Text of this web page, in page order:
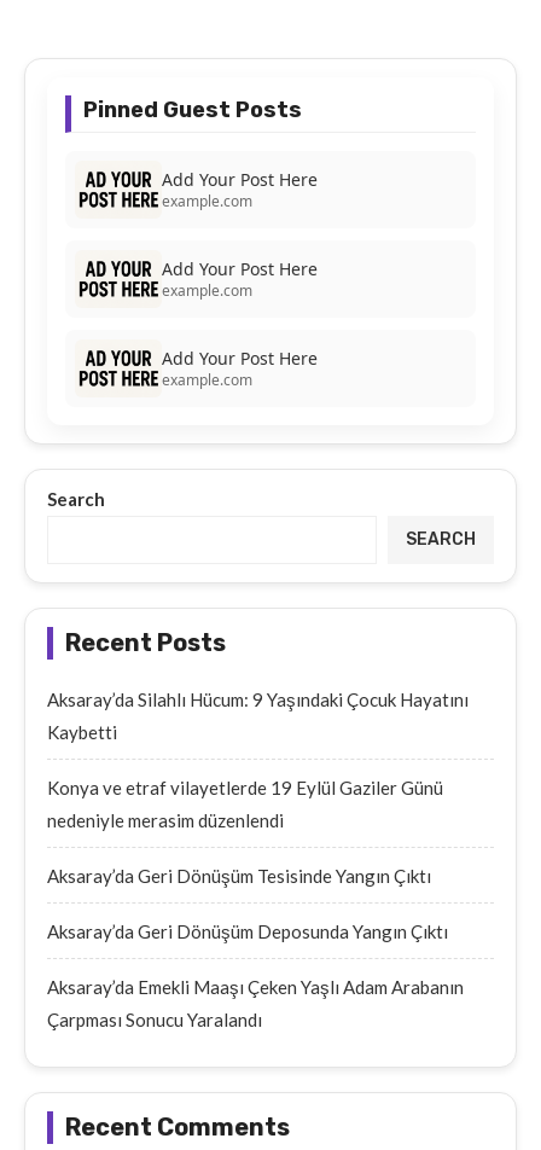
Pinned Guest Posts
Add Your Post Here
example.com
Add Your Post Here
example.com
Add Your Post Here
example.com
Search
SEARCH
Recent Posts
Aksaray’da Silahlı Hücum: 9 Yaşındaki Çocuk Hayatını
Kaybetti
Konya ve etraf vilayetlerde 19 Eylül Gaziler Günü
nedeniyle merasim düzenlendi
Aksaray’da Geri Dönüşüm Tesisinde Yangın Çıktı
Aksaray’da Geri Dönüşüm Deposunda Yangın Çıktı
Aksaray’da Emekli Maaşı Çeken Yaşlı Adam Arabanın
Çarpması Sonucu Yaralandı
Recent Comments